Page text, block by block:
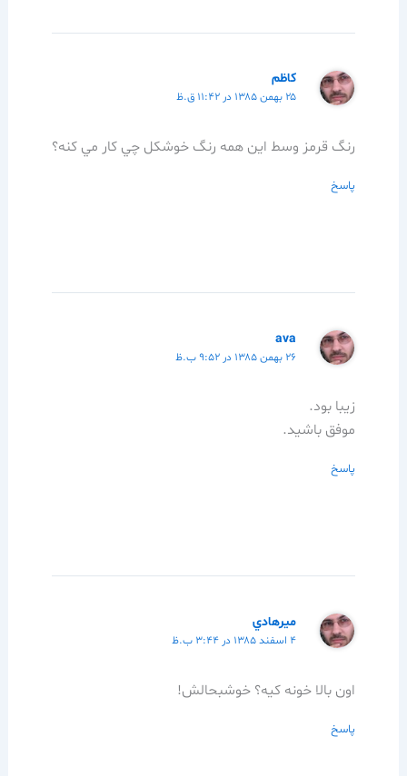
كاظم
۲۵ بهمن ۱۳۸۵ در ۱۱:۴۲ ق.ظ
رنگ قرمز وسط اين همه رنگ خوشكل چي كار مي كنه؟
پاسخ
ava
۲۶ بهمن ۱۳۸۵ در ۹:۵۲ ب.ظ
زيبا بود.
موفق باشيد.
پاسخ
ميرهادي
۴ اسفند ۱۳۸۵ در ۳:۴۴ ب.ظ
اون بالا خونه كيه؟ خوشبحالش!
پاسخ